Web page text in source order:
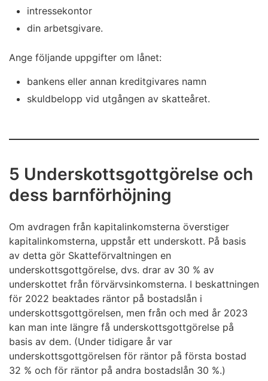
intressekontor
din arbetsgivare.
Ange följande uppgifter om lånet:
bankens eller annan kreditgivares namn
skuldbelopp vid utgången av skatteåret.
5 Underskottsgottgörelse och
dess barnförhöjning
Om avdragen från kapitalinkomsterna överstiger
kapitalinkomsterna, uppstår ett underskott. På basis
av detta gör Skatteförvaltningen en
underskottsgottgörelse, dvs. drar av 30 % av
underskottet från förvärvsinkomsterna. I beskattningen
för 2022 beaktades räntor på bostadslån i
underskottsgottgörelsen, men från och med år 2023
kan man inte längre få underskottsgottgörelse på
basis av dem. (Under tidigare år var
underskottsgottgörelsen för räntor på första bostad
32 % och för räntor på andra bostadslån 30 %.)